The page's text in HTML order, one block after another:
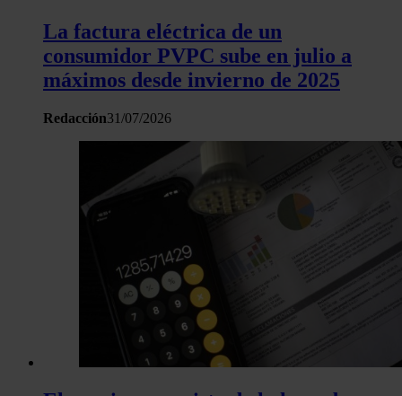
La factura eléctrica de un
consumidor PVPC sube en julio a
máximos desde invierno de 2025
Redacción31/07/2026